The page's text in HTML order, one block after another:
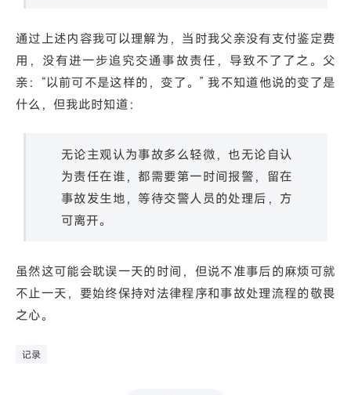
通过上述内容我可以理解为，当时我父亲没有支付鉴定费
用，没有进一步追究交通事故责任，导致不了了之。父
亲：“以前可不是这样的，变了。” 我不知道他说的变了是
什么，但我此时知道：
无论主观认为事故多么轻微，也无论自认
为责任在谁，都需要第一时间报警，留在
事故发生地，等待交警人员的处理后，方
可离开。
虽然这可能会耽误一天的时间，但说不准事后的麻烦可就
不止一天，要始终保持对法律程序和事故处理流程的敬畏
之心。
记录